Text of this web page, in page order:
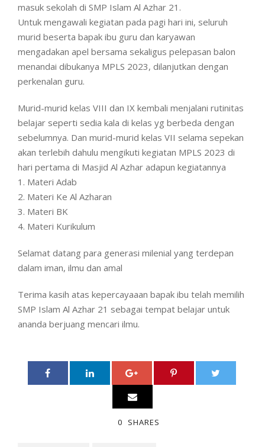
masuk sekolah di SMP Islam Al Azhar 21.
Untuk mengawali kegiatan pada pagi hari ini, seluruh
murid beserta bapak ibu guru dan karyawan
mengadakan apel bersama sekaligus pelepasan balon
menandai dibukanya MPLS 2023, dilanjutkan dengan
perkenalan guru.
Murid-murid kelas VIII dan IX kembali menjalani rutinitas
belajar seperti sedia kala di kelas yg berbeda dengan
sebelumnya. Dan murid-murid kelas VII selama sepekan
akan terlebih dahulu mengikuti kegiatan MPLS 2023 di
hari pertama di Masjid Al Azhar adapun kegiatannya
1. Materi Adab
2. Materi Ke Al Azharan
3. Materi BK
4. Materi Kurikulum
Selamat datang para generasi milenial yang terdepan
dalam iman, ilmu dan amal
Terima kasih atas kepercayaaan bapak ibu telah memilih
SMP Islam Al Azhar 21 sebagai tempat belajar untuk
ananda berjuang mencari ilmu.
0 SHARES